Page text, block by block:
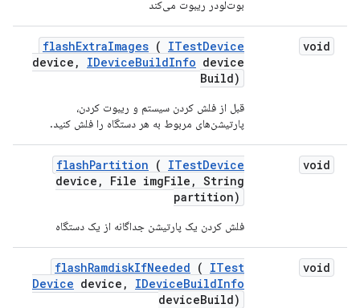
بوت‌لودر ریبوت می‌کند
void
flashExtraImages ( ITestDevice
device , IDeviceBuildInfo device
Build)
قبل از فلش کردن سیستم و ریبوت کردن،
پارتیشن‌های مربوط به هر دستگاه را فلش کنید.
void
flashPartition ( ITestDevice
device , File imgFile , String
partition)
فلش کردن یک پارتیشن جداگانه از یک دستگاه
void
flashRamdiskIfNeeded ( ITest
Device device , IDeviceBuildInfo
deviceBuild)